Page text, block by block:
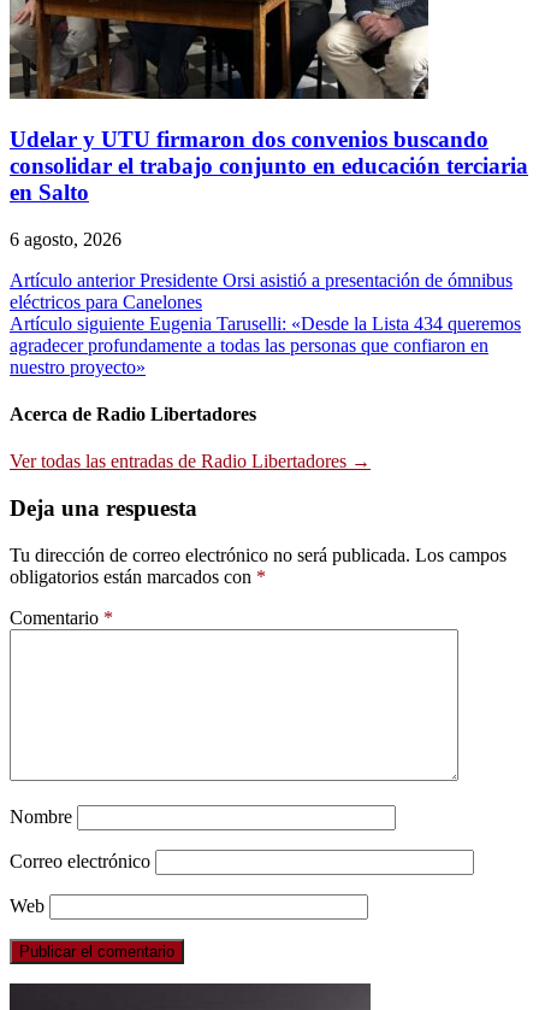
Udelar y UTU firmaron dos convenios buscando
consolidar el trabajo conjunto en educación terciaria
en Salto
6 agosto, 2026
Navegación
de
entradas
Artículo anterior Presidente Orsi asistió a presentación de ómnibus
eléctricos para Canelones
Artículo siguiente Eugenia Taruselli: «Desde la Lista 434 queremos
agradecer profundamente a todas las personas que confiaron en
nuestro proyecto»
Acerca de Radio Libertadores
Ver todas las entradas de Radio Libertadores →
Deja una respuesta
Tu dirección de correo electrónico no será publicada. Los campos
obligatorios están marcados con *
Comentario *
Nombre
Correo electrónico
Web